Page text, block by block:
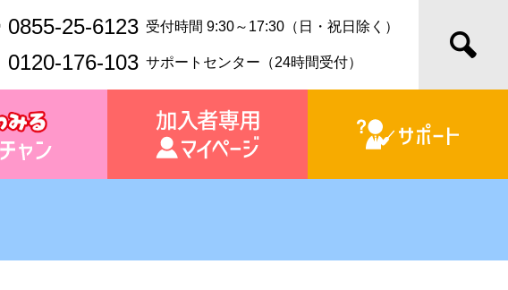
0855-25-6123 受付時間 9:30～17:30（日・祝日除く）
0120-176-103 サポートセンター（24時間受付）